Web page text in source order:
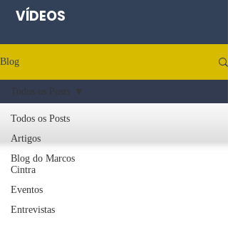
VÍDEOS
Blog
Todos os Posts
Artigos
Blog do Marcos
Cintra
Eventos
Entrevistas
Todos os Posts